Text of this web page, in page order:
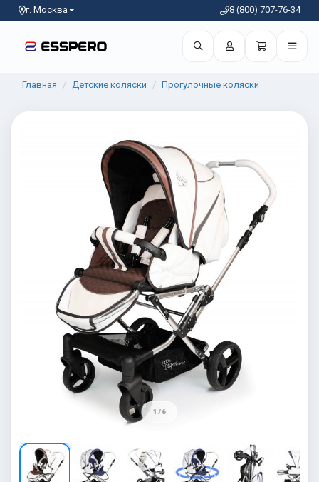
г. Москва 8 (800) 707-76-34
Главная Детские коляски Прогулочные коляски
1 / 6